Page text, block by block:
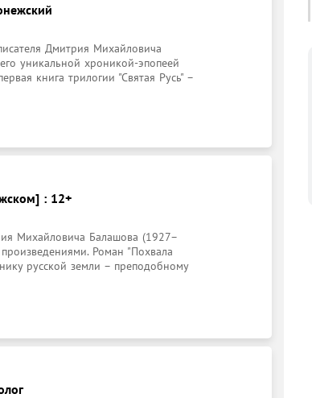
Дмитрия Михайловича
уникальной хроникой-эпопеей
книга трилогии "Святая Русь" –
: 12+
Михайловича Балашова (1927–
Роман "Похвала
русской земли – преподобному